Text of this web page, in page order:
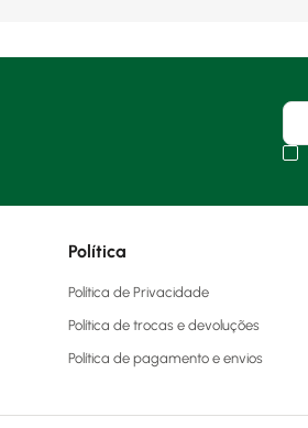
Política
Política de Privacidade
Política de trocas e devoluções
Política de pagamento e envios